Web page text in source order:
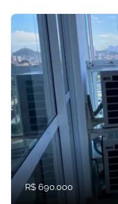
R$ 690.000